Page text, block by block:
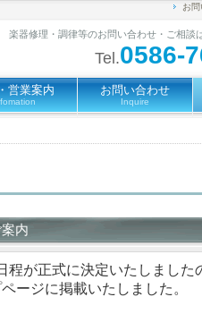
楽器修理・調律等のお問い合わせ・ご相談
Tel.0586-
お
営業案内 お問い合わせ
Inquire
内
が正式に決定いたしました
ージに掲載いたしました。